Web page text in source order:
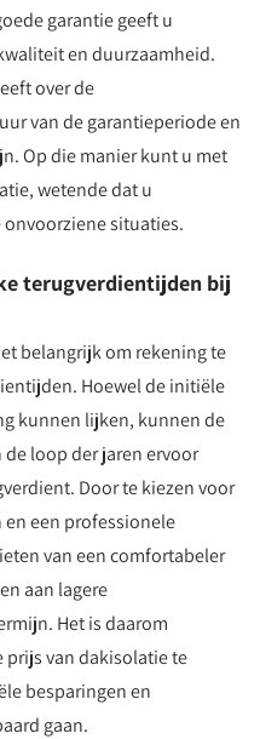
garantie geeft u
en duurzaamheid.
over de
van de garantieperiode en
Op die manier kunt u met
wetende dat u
situaties.
terugverdientijden bij
belangrijk om rekening te
Hoewel de initiële
kunnen lijken, kunnen de
loop der jaren ervoor
Door te kiezen voor
een professionele
van een comfortabeler
aan lagere
Het is daarom
prijs van dakisolatie te
besparingen en
gaan.